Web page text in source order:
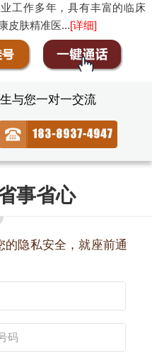
工作多年，具有丰富的临床
皮肤精准医...[详细]
与您一对一交流
事省心
的隐私安全，就座前通